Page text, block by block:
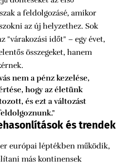
a feldolgozásé, amikor
az új helyzethez. Sok
"várakozási időt" – egy évet,
összegeket, hanem
nem a pénz kezelése,
hogy az életünk
és ezt a változást
és trendek
európai léptékben működik,
más kontinensek